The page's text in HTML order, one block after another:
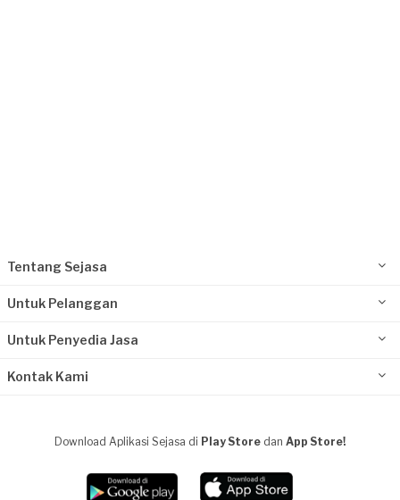
Rp10.000.001 - Rp25.000.000
Tentang Sejasa
Untuk Pelanggan
Untuk Penyedia Jasa
Kontak Kami
Download Aplikasi Sejasa di Play Store dan App Store!